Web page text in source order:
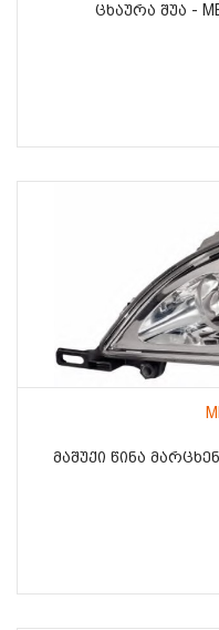
ᲪᲮᲐᲣᲠᲐ ᲨᲣᲐ -
ᲛᲐᲨᲣᲥᲘ ᲬᲘᲜᲐ